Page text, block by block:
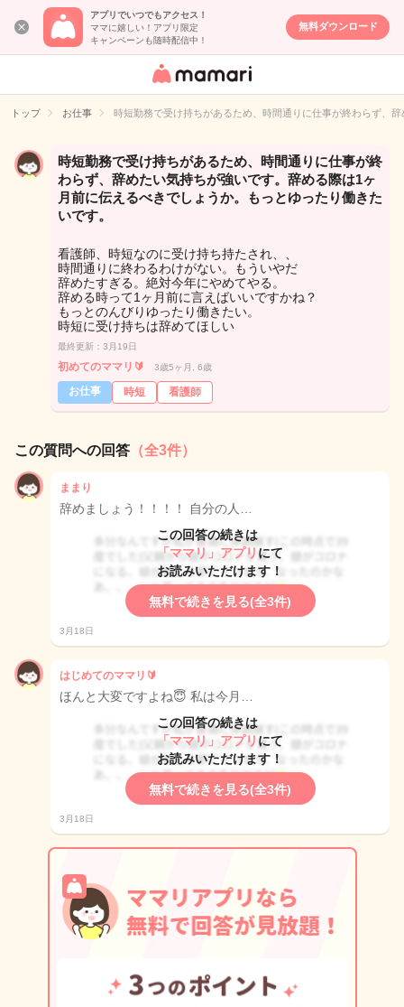
アプリでいつでもアクセス！
ママに嬉しい！アプリ限定
キャンペーンも随時配信中！
無料ダウンロード
女性専用匿名QA
イト
トップ お仕事 時短勤務で受け持ちがあるため、時間通りに仕事が終わらず、
時短勤務で受け持ちがあるため、時間通りに仕事が終
わらず、辞めたい気持ちが強いです。辞める際は1ヶ
月前に伝えるべきでしょうか。もっとゆったり働きた
いです。
看護師、時短なのに受け持ち持たされ、、
時間通りに終わるわけがない。もういやだ
辞めたすぎる。絶対今年にやめてやる。
辞める時って1ヶ月前に言えばいいですかね？
もっとのんびりゆったり働きたい。
時短に受け持ちは辞めてほしい
最終更新：3月19日
初めてのママリ🔰 3歳5ヶ月, 6歳
お仕事 時短 看護師
この質問への回答 （全3件）
ままり
辞めましょう！！！！ 自分の人…
この回答の続きは
「ママリ」アプリ にて
お読みいただけます！
無料で続きを見る(全3件)
3月18日
はじめてのママリ🔰
ほんと大変ですよね😇 私は今月…
この回答の続きは
「ママリ」アプリ にて
お読みいただけます！
無料で続きを見る(全3件)
3月18日